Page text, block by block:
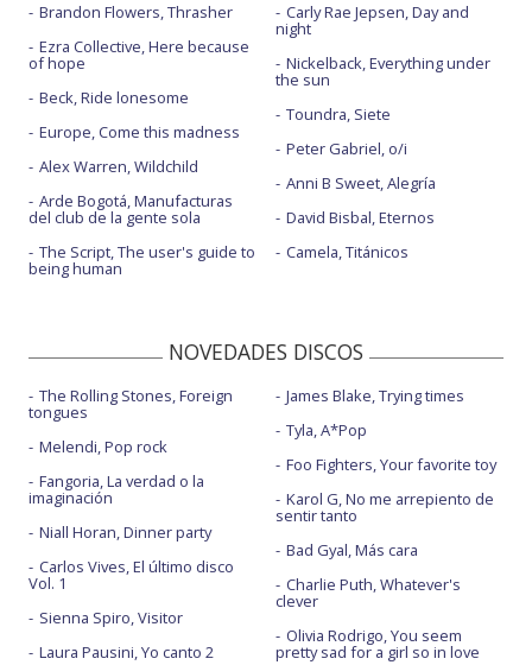
Brandon Flowers, Thrasher
Ezra Collective, Here because
of hope
Beck, Ride lonesome
Europe, Come this madness
Alex Warren, Wildchild
Arde Bogotá, Manufacturas
del club de la gente sola
The Script, The user's guide to
being human
Carly Rae Jepsen, Day and
night
Nickelback, Everything under
the sun
Toundra, Siete
Peter Gabriel, o/i
Anni B Sweet, Alegría
David Bisbal, Eternos
Camela, Titánicos
NOVEDADES DISCOS
The Rolling Stones, Foreign
tongues
Melendi, Pop rock
Fangoria, La verdad o la
imaginación
Niall Horan, Dinner party
Carlos Vives, El último disco
Vol. 1
Sienna Spiro, Visitor
Laura Pausini, Yo canto 2
James Blake, Trying times
Tyla, A*Pop
Foo Fighters, Your favorite toy
Karol G, No me arrepiento de
sentir tanto
Bad Gyal, Más cara
Charlie Puth, Whatever's
clever
Olivia Rodrigo, You seem
pretty sad for a girl so in love